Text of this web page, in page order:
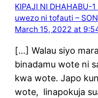
KIPAJI NI DHAHABU-
uwezo ni tofauti –
March 15, 2022 at
[…] Walau siyo
binadamu wote ni
kwa wote. Japo
wote, linapokuja